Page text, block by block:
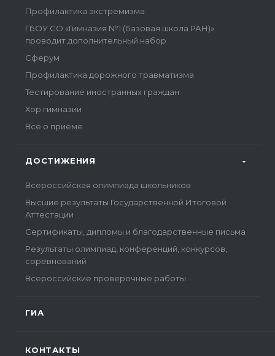
Профилактика экстремизма
ГБОУ СО «Гимназия №1 (Базовая школа РАН)»
проводит дополнительный набор
Сферум
Профилактика дорожного травматизма
Тестирование иностранных граждан
Хор гимназии
Всё о приёме
ДОСТИЖЕНИЯ
Всероссийская олимпиада школьников
Высшие результаты Государственной Итоговой
Аттестации
Сертификаты, дипломы и благодарственные письма
Результаты олимпиад, конференций, конкурсов,
соревнований
Всероссийские проверочные работы
ГИА
КОНТАКТЫ